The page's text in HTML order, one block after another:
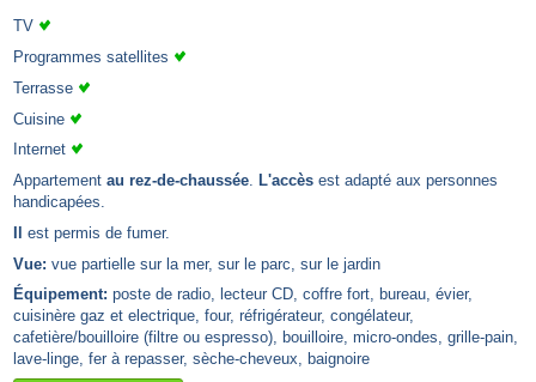
TV
Programmes satellites
Terrasse
Cuisine
Internet
Appartement au rez-de-chaussée. L'accès est adapté aux personnes
handicapées.
est permis de fumer.
Vue: vue partielle sur la mer, sur le parc, sur le jardin
Équipement: poste de radio, lecteur CD, coffre fort, bureau, évier,
cuisinère gaz et electrique, four, réfrigérateur, congélateur,
cafetière/bouilloire (filtre ou espresso), bouilloire, micro-ondes, grille-pain,
lave-linge, fer à repasser, sèche-cheveux, baignoire